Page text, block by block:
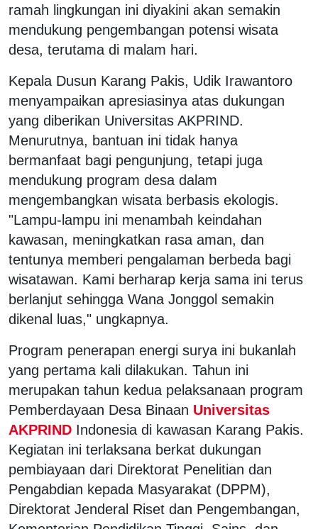
ramah lingkungan ini diyakini akan semakin
mendukung pengembangan potensi wisata
desa, terutama di malam hari.
Kepala Dusun Karang Pakis, Udik Irawantoro
menyampaikan apresiasinya atas dukungan
yang diberikan Universitas AKPRIND.
Menurutnya, bantuan ini tidak hanya
bermanfaat bagi pengunjung, tetapi juga
mendukung program desa dalam
mengembangkan wisata berbasis ekologis.
"Lampu-lampu ini menambah keindahan
kawasan, meningkatkan rasa aman, dan
tentunya memberi pengalaman berbeda bagi
wisatawan. Kami berharap kerja sama ini terus
berlanjut sehingga Wana Jonggol semakin
dikenal luas," ungkapnya.
Program penerapan energi surya ini bukanlah
yang pertama kali dilakukan. Tahun ini
merupakan tahun kedua pelaksanaan program
Pemberdayaan Desa Binaan Universitas
AKPRIND Indonesia di kawasan Karang Pakis.
Kegiatan ini terlaksana berkat dukungan
pembiayaan dari Direktorat Penelitian dan
Pengabdian kepada Masyarakat (DPPM),
Direktorat Jenderal Riset dan Pengembangan,